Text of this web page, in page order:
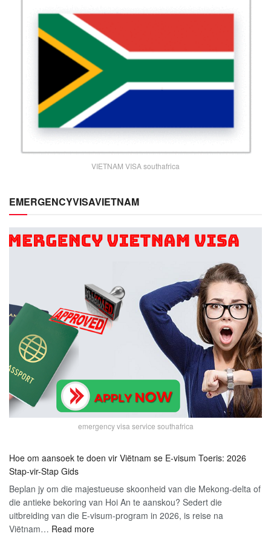
VIETNAM VISA southafrica
EMERGENCYVISAVIETNAM
emergency visa service southafrica
Hoe om aansoek te doen vir Viëtnam se E-visum Toeris: 2026
Stap-vir-Stap Gids
Beplan jy om die majestueuse skoonheid van die Mekong-delta of
die antieke bekoring van Hoi An te aanskou? Sedert die
uitbreiding van die E-visum-program in 2026, is reise na
Viëtnam… Read more: